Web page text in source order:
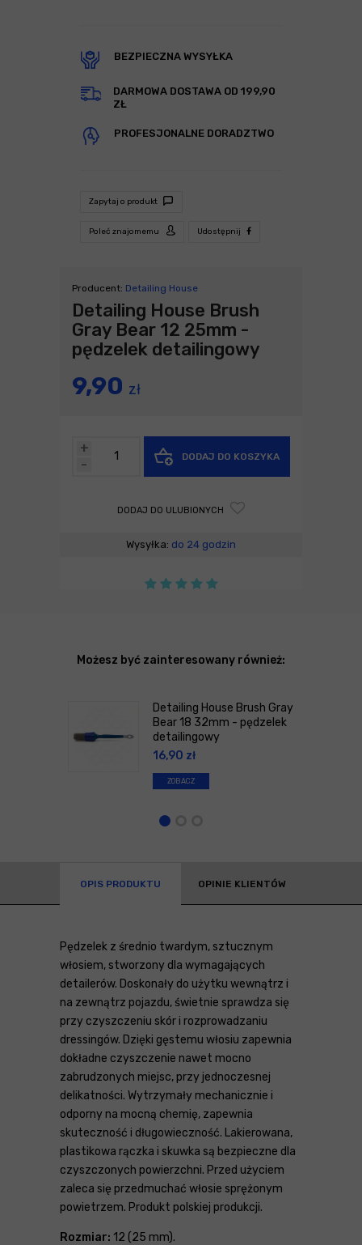
BEZPIECZNA WYSYŁKA
DARMOWA DOSTAWA OD 199,90
ZŁ
PROFESJONALNE DORADZTWO
Zapytaj o produkt
Poleć znajomemu Udostępnij
Producent: Detailing House
Detailing House Brush
Gray Bear 12 25mm -
pędzelek detailingowy
9,90 zł
-
+
DODAJ DO KOSZYKA
DODAJ DO ULUBIONYCH
Wysyłka: do 24 godzin
Możesz być zainteresowany również:
Detailing House Brush Gray
Bear 18 32mm - pędzelek
detailingowy
16,90 zł
ZOBACZ
OPIS PRODUKTU OPINIE KLIENTÓW
Pędzelek z średnio twardym, sztucznym
włosiem, stworzony dla wymagających
detailerów. Doskonały do użytku wewnątrz i
na zewnątrz pojazdu, świetnie sprawdza się
przy czyszczeniu skór i rozprowadzaniu
dressingów. Dzięki gęstemu włosiu zapewnia
dokładne czyszczenie nawet mocno
zabrudzonych miejsc, przy jednoczesnej
delikatności. Wytrzymały mechanicznie i
odporny na mocną chemię, zapewnia
skuteczność i długowieczność. Lakierowana,
plastikowa rączka i skuwka są bezpieczne dla
czyszczonych powierzchni. Przed użyciem
zaleca się przedmuchać włosie sprężonym
powietrzem. Produkt polskiej produkcji.
Rozmiar: 12 (25 mm).